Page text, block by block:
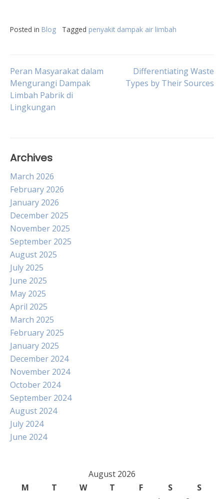
Posted in Blog Tagged penyakit dampak air limbah
Post
navigation
Peran Masyarakat dalam
Mengurangi Dampak
Limbah Pabrik di
Lingkungan
Differentiating Waste
Types by Their Sources
Archives
March 2026
February 2026
January 2026
December 2025
November 2025
September 2025
August 2025
July 2025
June 2025
May 2025
April 2025
March 2025
February 2025
January 2025
December 2024
November 2024
October 2024
September 2024
August 2024
July 2024
June 2024
August 2026
M
T W T F S
S